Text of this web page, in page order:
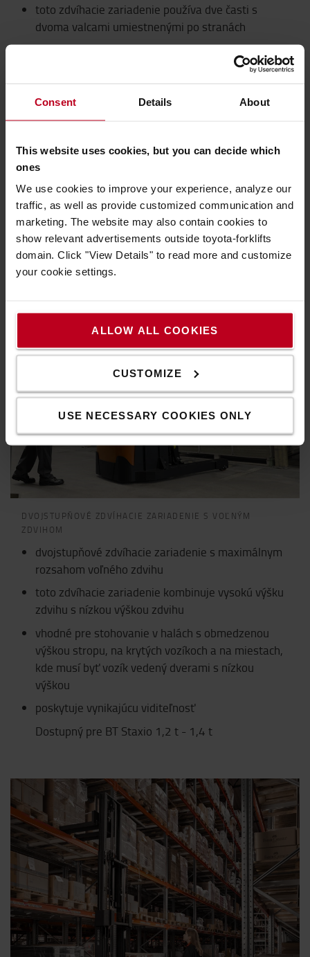
Consent Details About
This website uses cookies, but you can decide which
ones
We use cookies to improve your experience, analyze our
traffic, as well as provide customized communication and
marketing. The website may also contain cookies to
show relevant advertisements outside toyota-forklifts
domain. Click "View Details" to read more and customize
your cookie settings.
ALLOW ALL COOKIES
CUSTOMIZE
USE NECESSARY COOKIES ONLY
toto zdvíhacie zariadenie používa dve časti s
dvoma valcami umiestnenými po stranách
zlepšuje viditeľnosť obsluhy a zároveň zaisťuje
horizontálnu prepravu bez zdvíhania Zdvíhacieho
zariadenia a zvýšenia jeho minimálnej výšky.
nízke dvere.
Dostupný u BT Staxio 1 t - 2 t:
DVOJSTUPŇOVÉ ZDVÍHACIE ZARIADENIE S VOĽNÝM
ZDVIHOM
dvojstupňové zdvíhacie zariadenie s maximálnym
rozsahom voľného zdvihu
toto zdvíhacie zariadenie kombinuje vysokú výšku
zdvihu s nízkou výškou zdvihu
vhodné pre stohovanie v halách s obmedzenou
výškou stropu, na krytých vozíkoch a na miestach,
kde musí byť vozík vedený dverami s nízkou
výškou
poskytuje vynikajúcu viditeľnosť
Dostupný pre BT Staxio 1,2 t - 1,4 t